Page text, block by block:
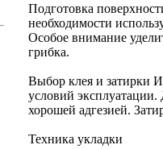
Подготовка
необходимости
Особое внимание
грибка.
Выбор клея и затирки
условий
хорошей адгезией.
Техника укладки